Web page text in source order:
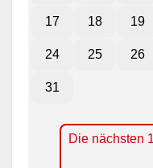
17 18 19
24 25 26
31
Die nächsten